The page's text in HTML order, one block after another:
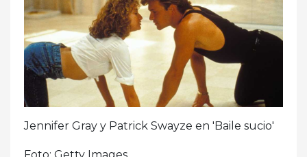
Jennifer Gray y Patrick Swayze en 'Baile sucio'